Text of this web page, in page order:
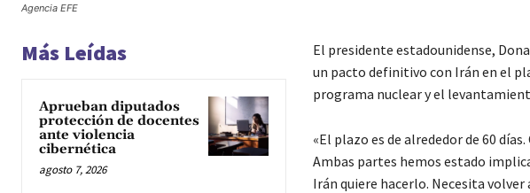
Agencia EFE
Más Leídas
Aprueban diputados
protección de docentes
ante violencia
cibernética
agosto 7, 2026
El presidente estadounidense,
un pacto definitivo con Irán en el
programa nuclear y el
«El plazo es de alrededor de 60
Ambas partes hemos estado
Irán quiere hacerlo. Necesita